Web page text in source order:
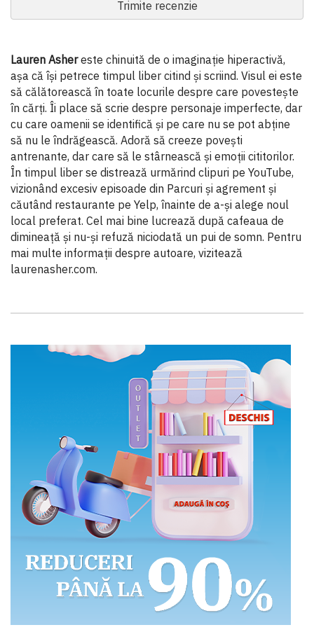
Trimite recenzie
Lauren Ashereste chinuită de o imaginație hiperactivă,
așa că își petrece timpul liber citind și scriind. Visul ei este
să călătorească în toate locurile despre care povestește
în cărți. Îi place să scrie despre personaje imperfecte, dar
cu care oamenii se identifică și pe care nu se pot abține
să nu le îndrăgească. Adoră să creeze povești
antrenante, dar care să le stârnească și emoții cititorilor.
În timpul liber se distrează urmărind clipuri pe YouTube,
vizionând excesiv episoade din Parcuri și agrement și
căutând restaurante pe Yelp, înainte de a-și alege noul
local preferat. Cel mai bine lucrează după cafeaua de
dimineață și nu-și refuză niciodată un pui de somn. Pentru
mai multe informații despre autoare, vizitează
laurenasher.com.